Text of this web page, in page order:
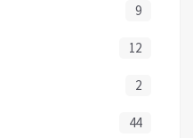
9
12
2
44